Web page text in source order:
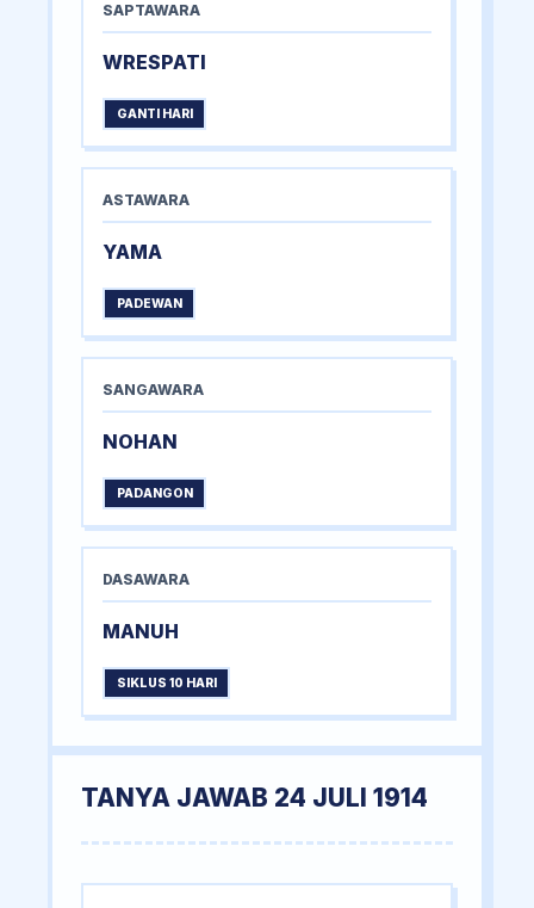
SAPTAWARA
WRESPATI
GANTI HARI
ASTAWARA
YAMA
PADEWAN
SANGAWARA
NOHAN
PADANGON
DASAWARA
MANUH
SIKLUS 10 HARI
TANYA JAWAB 24 JULI 1914